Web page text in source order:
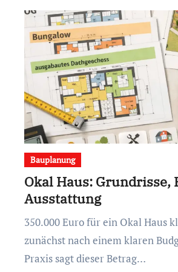
Bauplanung
Okal Haus: Grundrisse,
Ausstattung
350.000 Euro für ein Okal Haus klingen
zunächst nach einem klaren
Praxis sagt dieser Betrag…